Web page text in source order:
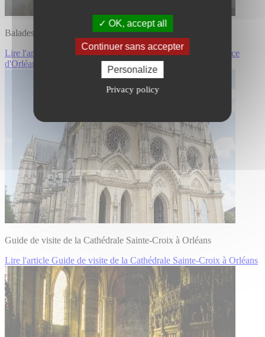
OK, accept all
Continuer sans accepter
Personalize
Privacy policy
Balades ressourçantes au Parc Floral de La Source d'Orléans
Lire l'article Balades ressourçantes au Parc Floral de La Source
d'Orléans
Guide de visite de la Cathédrale Sainte-Croix à Orléans
Lire l'article Guide de visite de la Cathédrale Sainte-Croix à Orléans